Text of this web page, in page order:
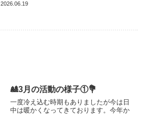
2026.06.19
🎎3月の活動の様子①💐
一度冷え込む時期もありましたが今は日
中は暖かくなってきております。今年か